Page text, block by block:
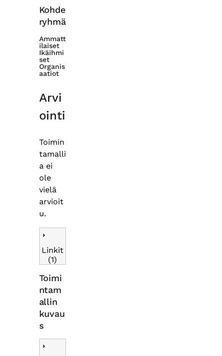
Kohde
ryhmä
Ammatt
ilaiset
Ikäihmi
set
Organis
aatiot
Arvi
ointi
Toimin
tamalli
a ei
ole
vielä
arvioit
u.
Linkit
(1)
Toimi
ntam
allin
kuvau
s